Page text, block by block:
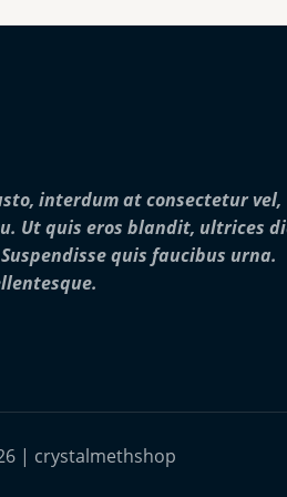
interdum at consectetur vel,
Ut quis eros blandit, ultrices
quis faucibus urna.
| crystalmethshop